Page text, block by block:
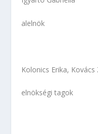
alelnök
Kolonics Erika,
elnökségi tagok